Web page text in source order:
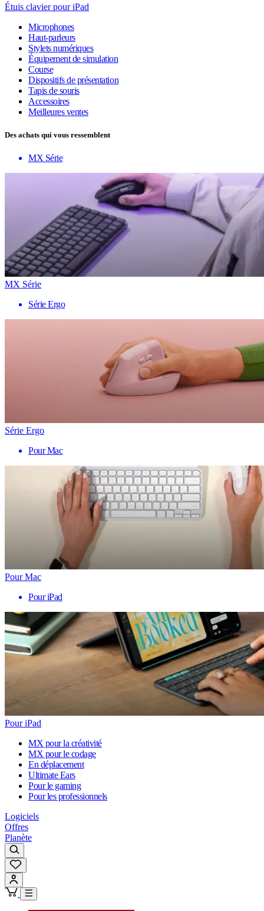
Étuis clavier pour iPad
Microphones
Haut-parleurs
Stylets numériques
Équipement de simulation
Course
Dispositifs de présentation
Tapis de souris
Accessoires
Meilleures ventes
Des achats qui vous ressemblent
MX Série
MX Série
Série Ergo
Série Ergo
Pour Mac
Pour Mac
Pour iPad
Pour iPad
MX pour la créativité
MX pour le codage
En déplacement
Ultimate Ears
Pour le gaming
Pour les professionnels
Logiciels
Offres
Planète